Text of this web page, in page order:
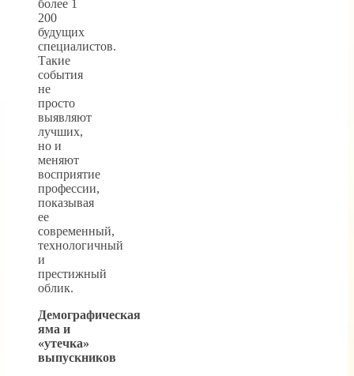
более 1
200
будущих
специалистов.
Такие
события
не
просто
выявляют
лучших,
но и
меняют
восприятие
профессии,
показывая
ее
современный,
технологичный
и
престижный
облик.
Демографическая
яма и
«утечка»
выпускников